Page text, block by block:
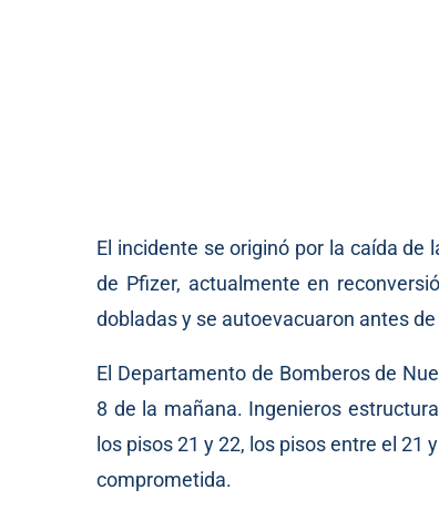
El incidente se originó por la caída de
de Pfizer, actualmente en
dobladas y se autoevacuaron antes
El Departamento de Bomberos de
8 de la mañana. Ingenieros
los pisos 21 y 22, los pisos entre el
comprometida.